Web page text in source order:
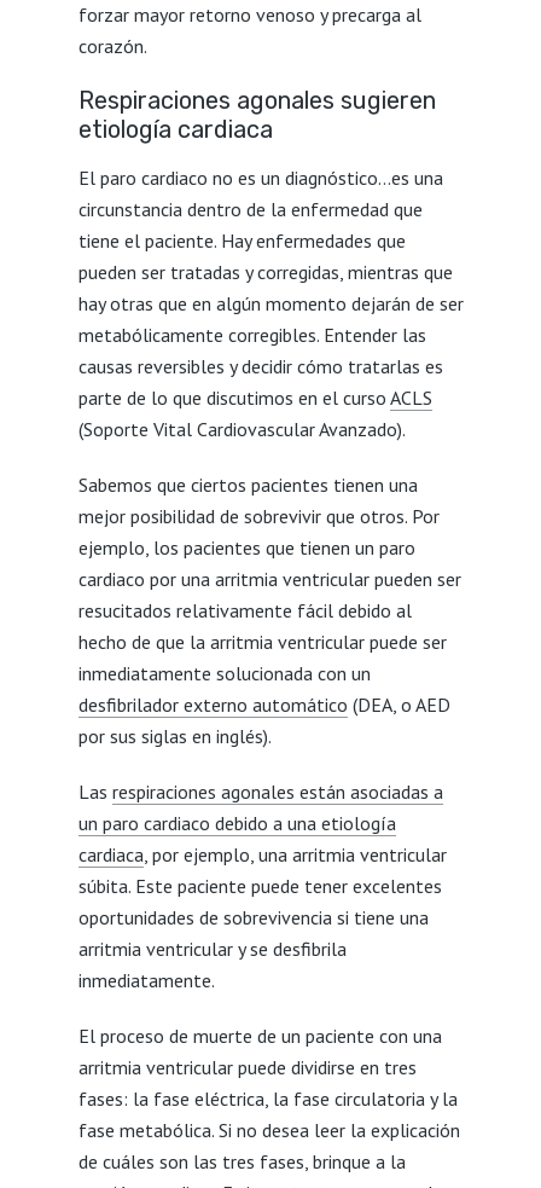
forzar mayor retorno venoso y precarga al
corazón.
Respiraciones agonales sugieren
etiología cardiaca
El paro cardiaco no es un diagnóstico…es una
circunstancia dentro de la enfermedad que
tiene el paciente. Hay enfermedades que
pueden ser tratadas y corregidas, mientras que
hay otras que en algún momento dejarán de ser
metabólicamente corregibles. Entender las
causas reversibles y decidir cómo tratarlas es
parte de lo que discutimos en el curso ACLS
(Soporte Vital Cardiovascular Avanzado).
Sabemos que ciertos pacientes tienen una
mejor posibilidad de sobrevivir que otros. Por
ejemplo, los pacientes que tienen un paro
cardiaco por una arritmia ventricular pueden ser
resucitados relativamente fácil debido al
hecho de que la arritmia ventricular puede ser
inmediatamente solucionada con un
desfibrilador externo automático (DEA, o AED
por sus siglas en inglés).
Las respiraciones agonales están asociadas a
un paro cardiaco debido a una etiología
cardiaca , por ejemplo, una arritmia ventricular
súbita. Este paciente puede tener excelentes
oportunidades de sobrevivencia si tiene una
arritmia ventricular y se desfibrila
inmediatamente.
El proceso de muerte de un paciente con una
arritmia ventricular puede dividirse en tres
fases: la fase eléctrica, la fase circulatoria y la
fase metabólica. Si no desea leer la explicación
de cuáles son las tres fases, brinque a la